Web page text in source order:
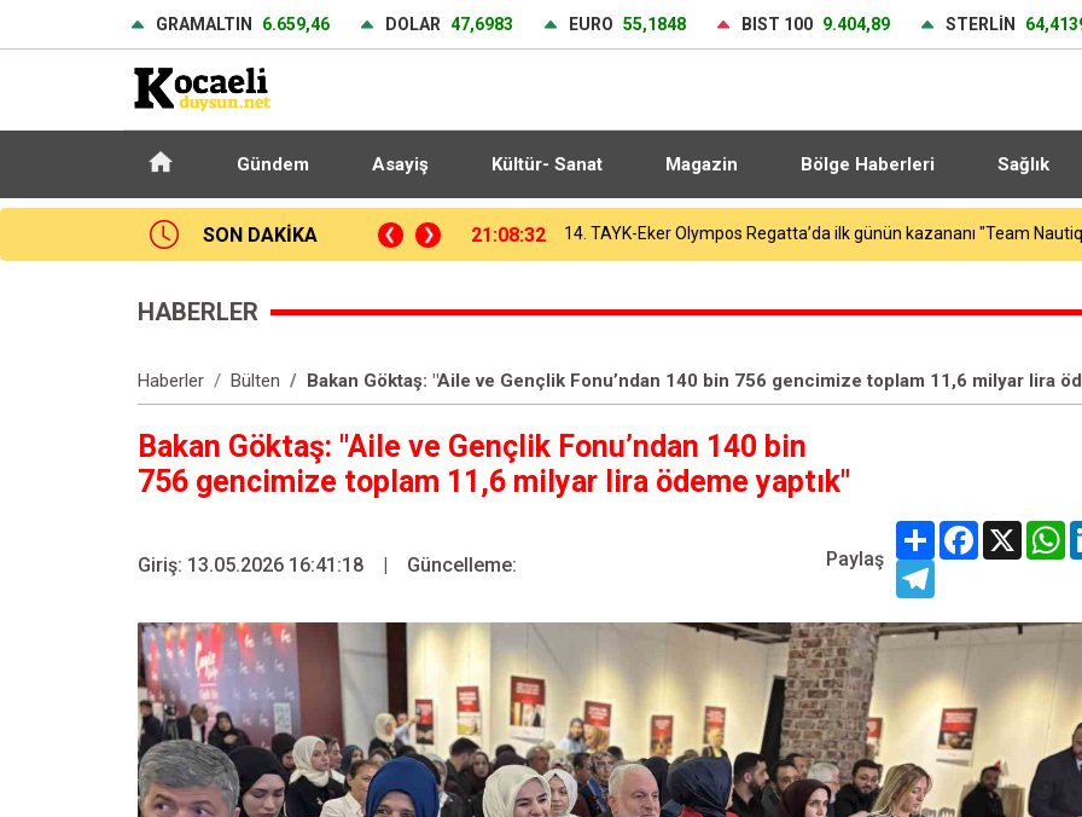
GRAMALTIN 6.659,46 DOLAR 47,6983 EURO 55,1848 BIST 100 9.404,89 STERLİN
Gündem Asayiş Kültür- Sanat Magazin Bölge Haberleri Sağlık
SON DAKİKA 14. TAYK-Eker Olympos Regatta’da ilk günün kazananı "Team Nautique Yachting" oldu 21:00:54 Galatasaray, yeni sezon hazırlıklarını sürdürüyor
HABERLER
Haberler Bülten Bakan Göktaş: "Aile ve Gençlik Fonu’ndan 140 bin 756 gencimize toplam 11,6 milyar lira
Bakan Göktaş: "Aile ve Gençlik Fonu’ndan 140 bin
756 gencimize toplam 11,6 milyar lira ödeme yaptık"
Giriş: 13.05.2026 16:41:18 | Güncelleme: Paylaş
ShareFacebook
X
Telegram